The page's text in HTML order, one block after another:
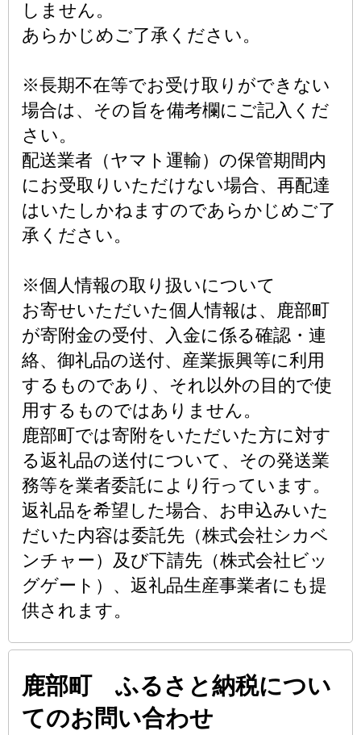
しません。
あらかじめご了承ください。
※長期不在等でお受け取りができない
場合は、その旨を備考欄にご記入くだ
さい。
配送業者（ヤマト運輸）の保管期間内
にお受取りいただけない場合、再配達
はいたしかねますのであらかじめご了
承ください。
※個人情報の取り扱いについて
お寄せいただいた個人情報は、鹿部町
が寄附金の受付、入金に係る確認・連
絡、御礼品の送付、産業振興等に利用
するものであり、それ以外の目的で使
用するものではありません。
鹿部町では寄附をいただいた方に対す
る返礼品の送付について、その発送業
務等を業者委託により行っています。
返礼品を希望した場合、お申込みいた
だいた内容は委託先（株式会社シカベ
ンチャー）及び下請先（株式会社ビッ
グゲート）、返礼品生産事業者にも提
供されます。
鹿部町 ふるさと納税につい
てのお問い合わせ